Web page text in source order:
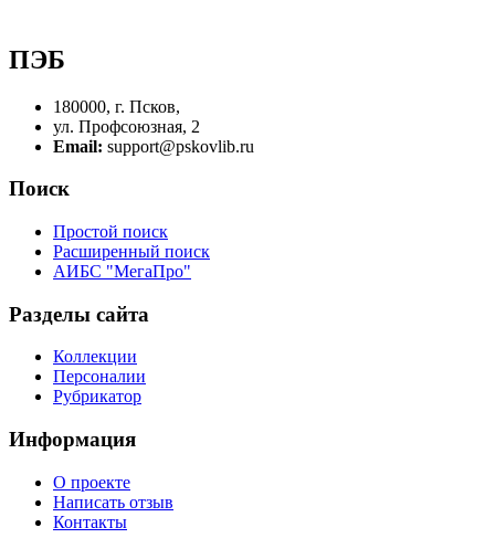
ПЭБ
180000, г. Псков,
ул. Профсоюзная, 2
Email: support@pskovlib.ru
Поиск
Простой поиск
Расширенный поиск
АИБС "МегаПро"
Разделы сайта
Коллекции
Персоналии
Рубрикатор
Информация
О проекте
Написать отзыв
Контакты